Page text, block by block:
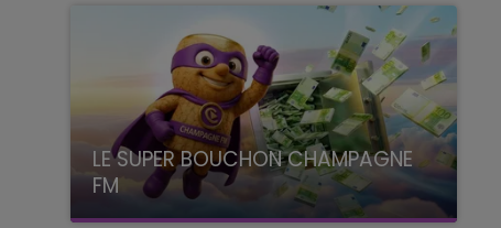
LE SUPER BOUCHON CHAMPAGNE
FM
avec La Famille Champagne FM, à 8H10